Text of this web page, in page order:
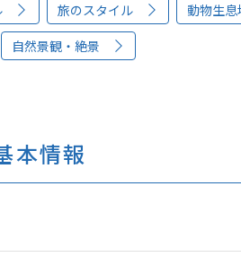
旅のスタイル
動物生
自然景観・絶景
本情報